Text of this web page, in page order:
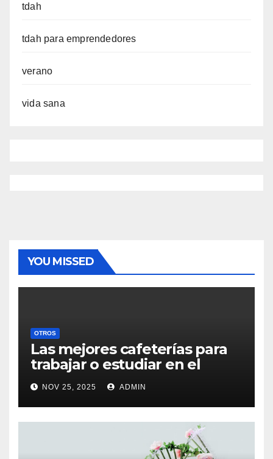
tdah
tdah para emprendedores
verano
vida sana
YOU MISSED
OTROS
Las mejores cafeterías para
trabajar o estudiar en el
centro de Vigo
NOV 25, 2025 ADMIN